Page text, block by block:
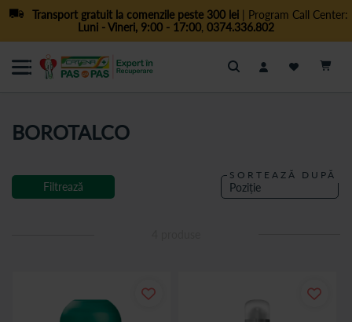
Transport gratuit la comenzile peste 300 lei| Program Call Center:
Luni - Vineri, 9:00 - 17:00, 0374.336.802
Cautare
BOROTALCO
SORTEAZĂ DUPĂ
Filtrează